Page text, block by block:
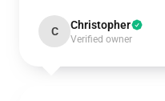
C Christopher
Verified owner